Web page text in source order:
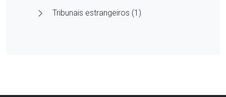
Tribunais estrangeiros (1)